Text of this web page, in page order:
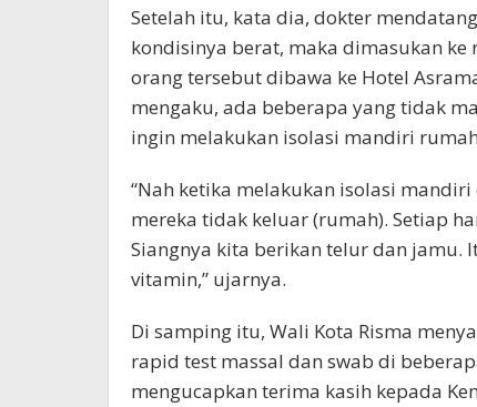
Setelah itu, kata dia, dokter
kondisinya berat, maka dimasukan
orang tersebut dibawa ke Hotel
mengaku, ada beberapa yang tidak
ingin melakukan isolasi mandiri
“Nah ketika melakukan isolasi
mereka tidak keluar (rumah). Setiap
Siangnya kita berikan telur dan jamu.
vitamin,” ujarnya.
Di samping itu, Wali Kota Risma
rapid test massal dan swab di
mengucapkan terima kasih kepada